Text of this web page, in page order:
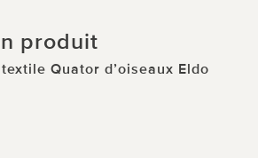
produit
Quator d’oiseaux Eldo